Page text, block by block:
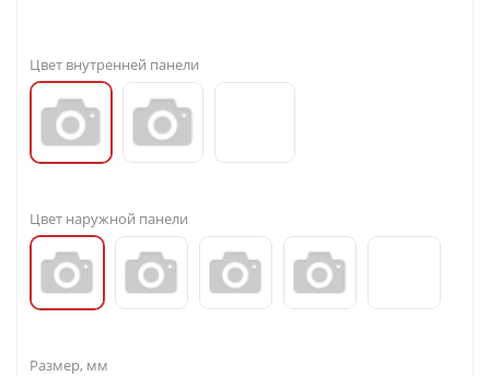
Цвет внутренней панели
Цвет наружной панели
Размер, мм